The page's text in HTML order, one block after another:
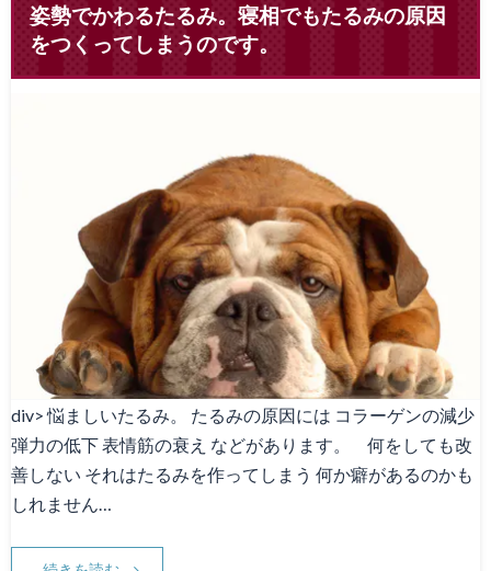
姿勢でかわるたるみ。寝相でもたるみの原因
をつくってしまうのです。
div> 悩ましいたるみ。 たるみの原因には コラーゲンの減少
弾力の低下 表情筋の衰え などがあります。 何をしても改
善しない それはたるみを作ってしまう 何か癖があるのかも
しれません…